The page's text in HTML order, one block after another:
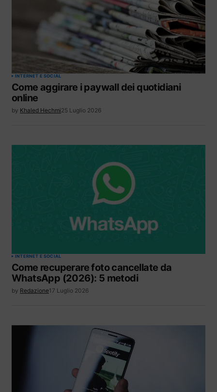
INTERNET E SOCIAL
Come aggirare i paywall dei quotidiani
online
by Khaled Hechmi25 Luglio 2026
INTERNET E SOCIAL
Come recuperare foto cancellate da
WhatsApp (2026): 5 metodi
by Redazione17 Luglio 2026